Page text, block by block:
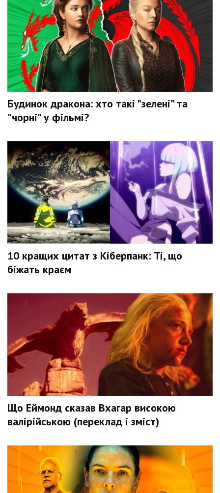
Будинок дракона: хто такі "зелені" та
"чорні" у фільмі?
10 кращих цитат з Кіберпанк: Ті, що
біжать краєм
Що Еймонд сказав Вхагар високою
валірійською (переклад і зміст)